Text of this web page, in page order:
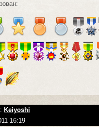
Keiyoshi
16:19